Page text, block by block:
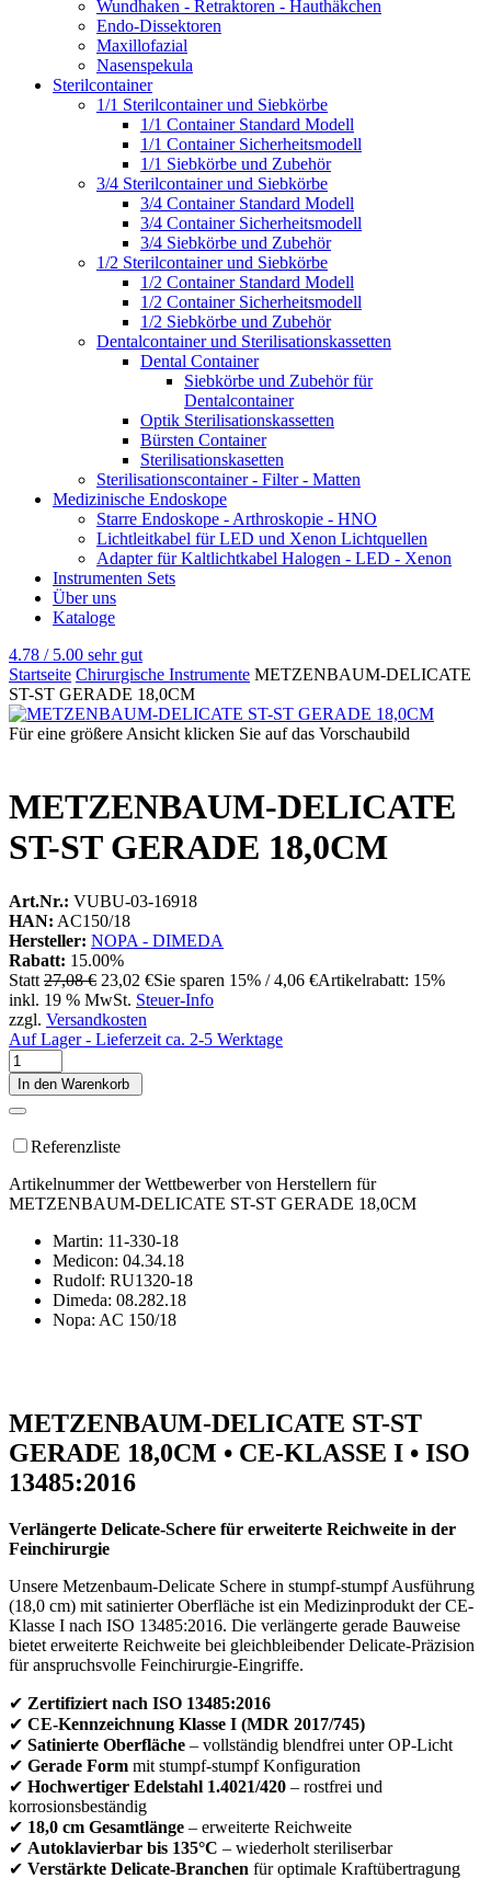
Wundhaken - Retraktoren - Hauthäkchen
Endo-Dissektoren
Maxillofazial
Nasenspekula
Sterilcontainer
1/1 Sterilcontainer und Siebkörbe
1/1 Container Standard Modell
1/1 Container Sicherheitsmodell
1/1 Siebkörbe und Zubehör
3/4 Sterilcontainer und Siebkörbe
3/4 Container Standard Modell
3/4 Container Sicherheitsmodell
3/4 Siebkörbe und Zubehör
1/2 Sterilcontainer und Siebkörbe
1/2 Container Standard Modell
1/2 Container Sicherheitsmodell
1/2 Siebkörbe und Zubehör
Dentalcontainer und Sterilisationskassetten
Dental Container
Siebkörbe und Zubehör für
Dentalcontainer
Optik Sterilisationskassetten
Bürsten Container
Sterilisationskasetten
Sterilisationscontainer - Filter - Matten
Medizinische Endoskope
Starre Endoskope - Arthroskopie - HNO
Lichtleitkabel für LED und Xenon Lichtquellen
Adapter für Kaltlichtkabel Halogen - LED - Xenon
Instrumenten Sets
Über uns
Kataloge
4.78 / 5.00 sehr gut
Startseite Chirurgische Instrumente METZENBAUM-DELICATE
ST-ST GERADE 18,0CM
Für eine größere Ansicht klicken Sie auf das Vorschaubild
METZENBAUM-DELICATE
ST-ST GERADE 18,0CM
Art.Nr.: VUBU-03-16918
HAN: AC150/18
Hersteller: NOPA - DIMEDA
Rabatt: 15.00%
Statt 27,08 € 23,02 €Sie sparen 15% / 4,06 €Artikelrabatt: 15%
inkl. 19 % MwSt. Steuer-Info
zzgl. Versandkosten
Auf Lager - Lieferzeit ca. 2-5 Werktage
In den Warenkorb
Referenzliste
Artikelnummer der Wettbewerber von Herstellern für
METZENBAUM-DELICATE ST-ST GERADE 18,0CM
Martin: 11-330-18
Medicon: 04.34.18
Rudolf: RU1320-18
Dimeda: 08.282.18
Nopa: AC 150/18
METZENBAUM-DELICATE ST-ST
GERADE 18,0CM • CE-KLASSE I • ISO
13485:2016
Verlängerte Delicate-Schere für erweiterte Reichweite in der
Feinchirurgie
Unsere Metzenbaum-Delicate Schere in stumpf-stumpf Ausführung
(18,0 cm) mit satinierter Oberfläche ist ein Medizinprodukt der CE-
Klasse I nach ISO 13485:2016. Die verlängerte gerade Bauweise
bietet erweiterte Reichweite bei gleichbleibender Delicate-Präzision
für anspruchsvolle Feinchirurgie-Eingriffe.
✔ Zertifiziert nach ISO 13485:2016
✔ CE-Kennzeichnung Klasse I (MDR 2017/745)
✔ Satinierte Oberfläche – vollständig blendfrei unter OP-Licht
✔ Gerade Form mit stumpf-stumpf Konfiguration
✔ Hochwertiger Edelstahl 1.4021/420 – rostfrei und
korrosionsbeständig
✔ 18,0 cm Gesamtlänge – erweiterte Reichweite
✔ Autoklavierbar bis 135°C – wiederholt steriliserbar
✔ Verstärkte Delicate-Branchen für optimale Kraftübertragung